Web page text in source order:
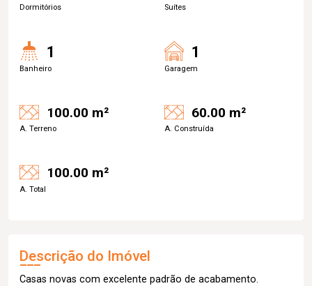
Dormitórios Suítes
1
Banheiro
1
Garagem
100.00 m²
A. Terreno
60.00 m²
A. Construída
100.00 m²
A. Total
Descrição do Imóvel
Casas novas com excelente padrão de acabamento.